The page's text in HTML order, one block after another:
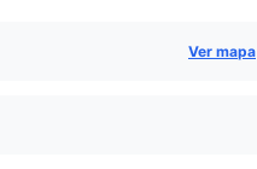
Ver mapa